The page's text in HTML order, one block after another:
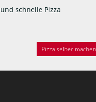
schnelle Pizza
Pizza selber machen